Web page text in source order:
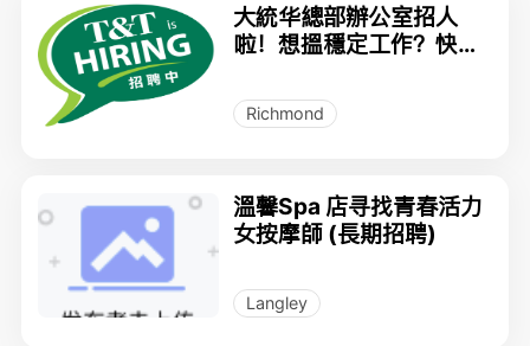
大統华總部辦公室招人
啦！想搵穩定工作？快啲
Richmond
溫馨Spa 店寻找青春活力
女按摩師 (長期招聘)
Langley